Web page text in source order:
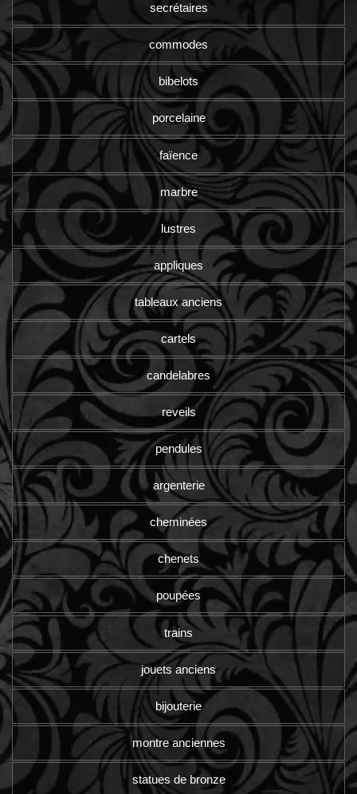
secrétaires
commodes
bibelots
porcelaine
faïence
marbre
lustres
appliques
tableaux anciens
cartels
candelabres
reveils
pendules
argenterie
cheminées
chenets
poupées
trains
jouets anciens
bijouterie
montre anciennes
statues de bronze